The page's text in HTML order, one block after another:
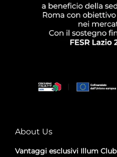
About Us
Vantaggi esclusivi Illum Club